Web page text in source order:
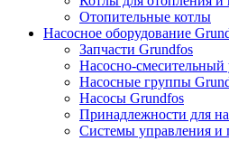
Отопительные котлы
Насосное оборудование
Запчасти Grundfos
Насосно-смесительный
Насосные группы
Насосы Grundfos
Принадлежности для
Системы управления и